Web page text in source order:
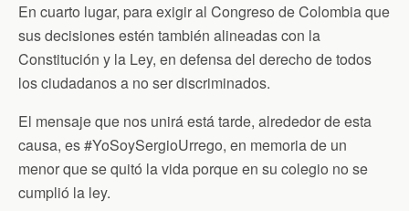
En cuarto lugar, para exigir al Congreso de Colombia que
sus decisiones estén también alineadas con la
Constitución y la Ley, en defensa del derecho de todos
los ciudadanos a no ser discriminados.
El mensaje que nos unirá está tarde, alrededor de esta
causa, es #YoSoySergioUrrego, en memoria de un
menor que se quitó la vida porque en su colegio no se
cumplió la ley.